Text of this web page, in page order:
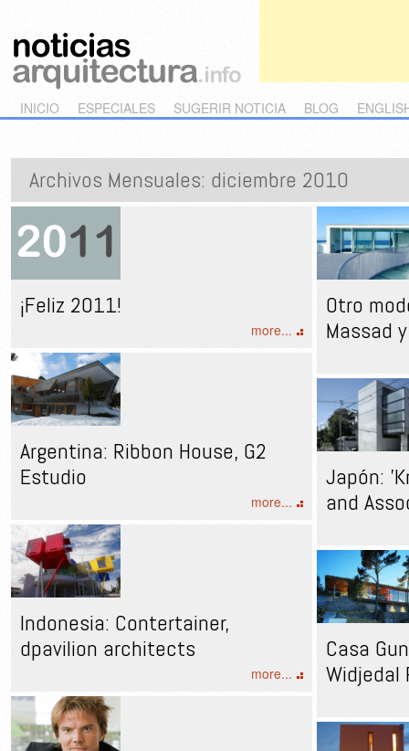
Main menu
Skip to primary content
Skip to secondary content
INICIO ESPECIALES SUGERIR NOTICIA BLOG
Archivos Mensuales: diciembre 2010
¡Feliz 2011!
more...
Otro
Massad
Argentina: Ribbon House, G2
Estudio
more...
Japón:
and
Indonesia: Contertainer,
dpavilion architects
more...
Casa
Widjedal